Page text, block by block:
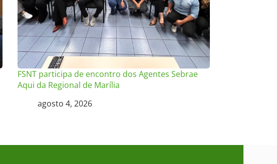
FSNT participa de encontro dos Agentes Sebrae
Aqui da Regional de Marília
agosto 4, 2026